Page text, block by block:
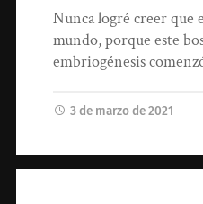
Nunca logré creer que
mundo, porque este
embriogénesis
3 de marzo de 2021